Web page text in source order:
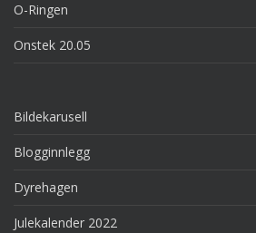
O-Ringen
Onstek 20.05
Bildekarusell
Blogginnlegg
Dyrehagen
Julekalender 2022